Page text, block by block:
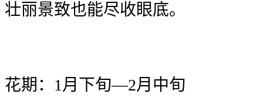
壮丽景致也能尽收眼底。
花期：1月下旬—2月中旬